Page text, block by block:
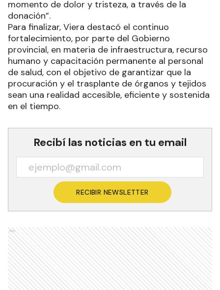
momento de dolor y tristeza, a través de la
donación”.
Para finalizar, Viera destacó el continuo
fortalecimiento, por parte del Gobierno
provincial, en materia de infraestructura, recurso
humano y capacitación permanente al personal
de salud, con el objetivo de garantizar que la
procuración y el trasplante de órganos y tejidos
sean una realidad accesible, eficiente y sostenida
en el tiempo.
Recibí las noticias en tu email
RECIBIR NEWSLETTER
Ads